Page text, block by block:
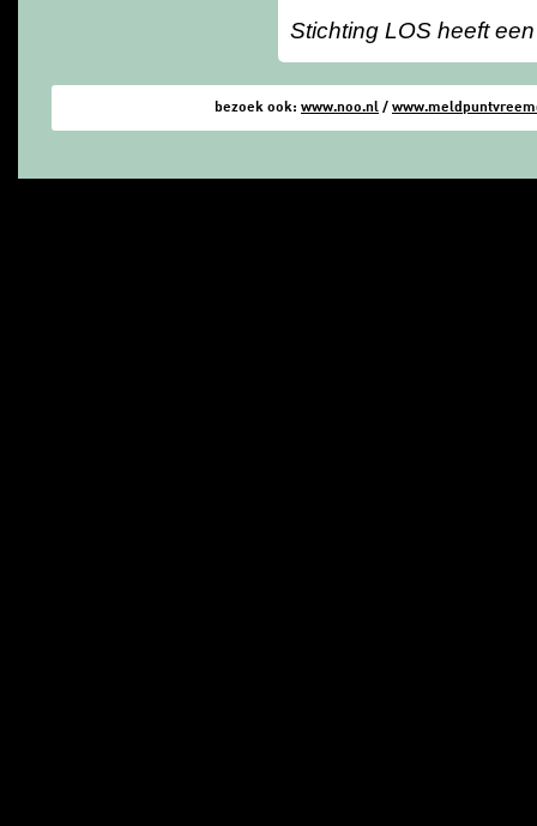
Stichting LOS heeft
bezoek ook: www.noo.nl /